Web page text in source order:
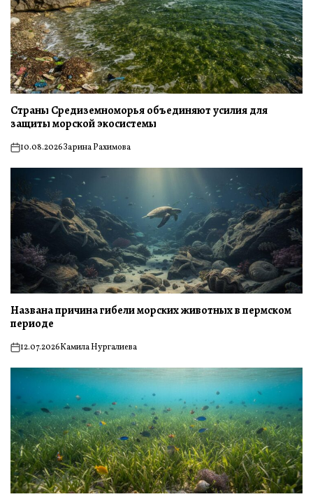
Страны Средиземноморья объединяют усилия для
защиты морской экосистемы
on10.08.2026Зарина Рахимова
Названа причина гибели морских животных в пермском
периоде
on12.07.2026Камила Нургалиева